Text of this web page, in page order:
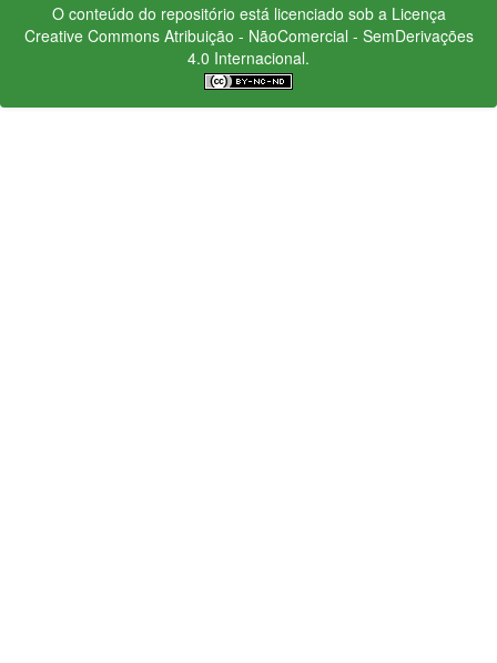
O conteúdo do repositório está licenciado sob a Licença
Creative CommonsAtribuição - NãoComercial - SemDerivações
4.0 Internacional.